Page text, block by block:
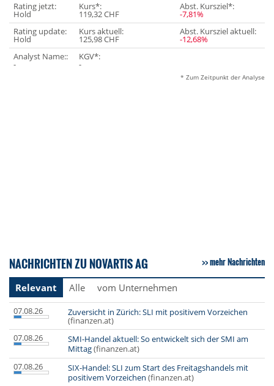
Rating jetzt:
Hold
Kurs*:
119,32 CHF
Abst. Kursziel*:
-7,81%
Rating update:
Hold
Kurs aktuell:
125,98 CHF
Abst. Kursziel aktuell:
-12,68%
Analyst Name::
-
KGV*:
-
* Zum Zeitpunkt der Analyse
NACHRICHTEN ZU NOVARTIS AG mehr Nachrichten
Relevant Alle vom Unternehmen
07.08.26 Zuversicht in Zürich: SLI mit positivem Vorzeichen
(finanzen.at)
07.08.26
SMI-Handel aktuell: So entwickelt sich der SMI am
Mittag(finanzen.at)
07.08.26
SIX-Handel: SLI zum Start des Freitagshandels mit
positivem Vorzeichen (finanzen.at)